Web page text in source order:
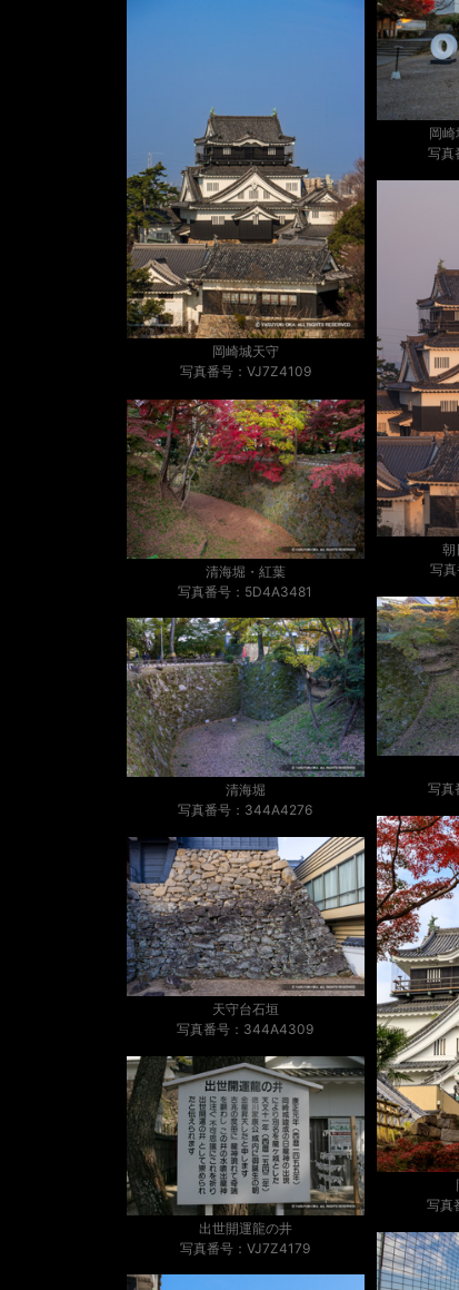
岡崎
写
岡崎城天守
写真番号：VJ7Z4109
朝
写
清海堀・紅葉
写真番号：5D4A3481
写真
清海堀
写真番号：344A4276
写真
天守台石垣
写真番号：344A4309
出世開運龍の井
写真番号：VJ7Z4179